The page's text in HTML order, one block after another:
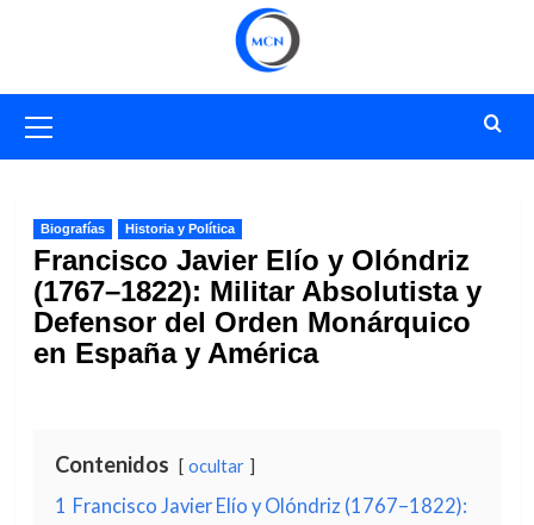
primario
Biografías Historia y Política
Francisco Javier Elío y Olóndriz
(1767–1822): Militar Absolutista y
Defensor del Orden Monárquico
en España y América
Contenidos ocultar
1 Francisco Javier Elío y Olóndriz (1767–1822):